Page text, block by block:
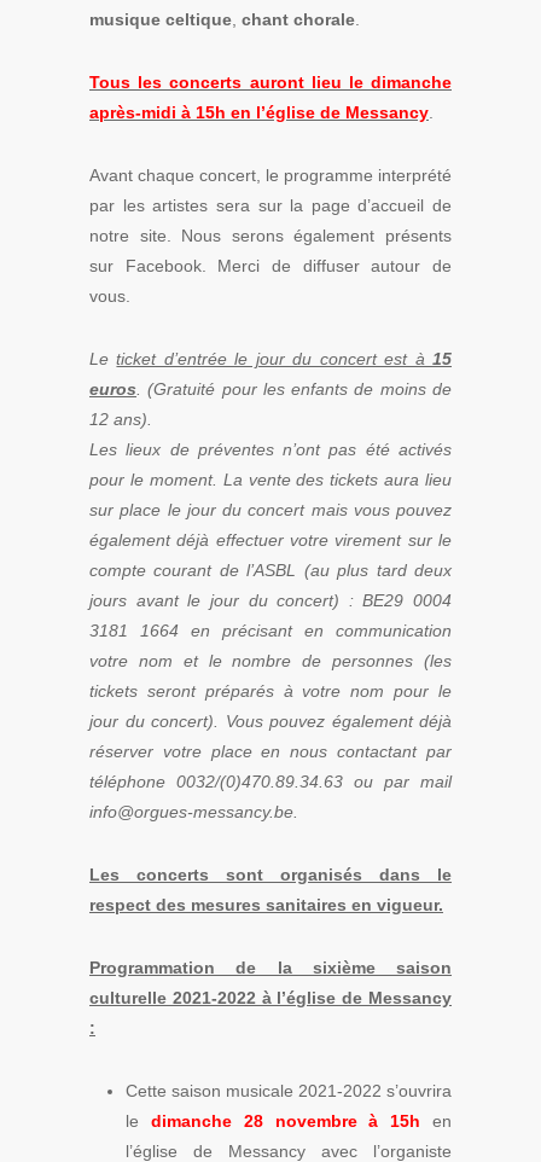
musique celtique chant chorale
Tous les concerts auront lieu le dimanche
après-midi à 15h en l’église de Messancy
Avant chaque concert, le programme interprété
par les artistes sera sur la page d’accueil de
notre site. Nous serons également présents
sur Facebook. Merci de diffuser autour de
vous.
Leticket d’entrée le jour du concert est à15
euros . (Gratuité pour les enfants de moins de
12 ans).
Les lieux de préventes n’ont pas été activés
pour le moment. La vente des tickets aura lieu
sur place le jour du concert mais vous pouvez
également déjà effectuer votre virement sur le
compte courant de l’ASBL (au plus tard deux
jours avant le jour du concert) : BE29 0004
3181 1664 en précisant en communication
votre nom et le nombre de personnes (les
tickets seront préparés à votre nom pour le
jour du concert). Vous pouvez également déjà
réserver votre place en nous contactant par
téléphone 0032/(0)470.89.34.63 ou par mail
info@orgues-messancy.be.
Les concerts sont organisés dans le
respect des mesures sanitaires en vigueur.
Programmation de la sixième saison
culturelle 2021-2022 à l’église de Messancy
:
Cette saison musicale 2021-2022 s’ouvrira
le dimanche 28 novembre à 15h en
l’église de Messancy avec l’organiste